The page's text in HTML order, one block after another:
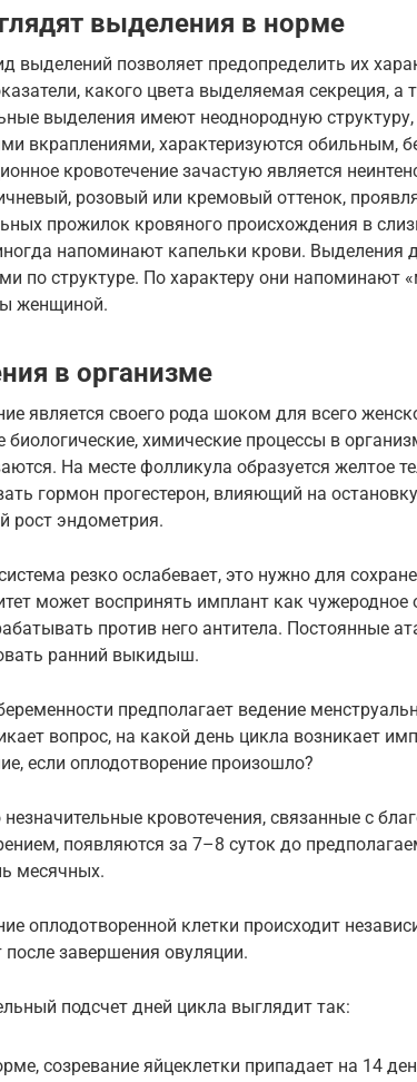
выделения в норме
выделений позволяет предопределить их
какого цвета выделяемая секреция, а
выделения имеют неоднородную
вкраплениями, характеризуются обильным,
кровотечение зачастую является
розовый или кремовый оттенок,
прожилок кровяного происхождения в
напоминают капельки крови.
по структуре. По характеру они напоминают
женщиной.
в организме
является своего рода шоком для всего
биологические, химические процессы в
На месте фолликула образуется желтое
гормон прогестерон, влияющий на
рост эндометрия.
резко ослабевает, это нужно для
может воспринять имплант как чужеродное
против него антитела. Постоянные
ранний выкидыш.
предполагает ведение
вопрос, на какой день цикла возникает
если оплодотворение произошло?
кровотечения, связанные с
появляются за 7–8 суток до
месячных.
оплодотворенной клетки происходит
после завершения овуляции.
подсчет дней цикла выглядит так:
созревание яйцеклетки припадает на 14